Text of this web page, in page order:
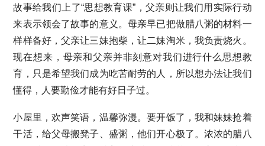
故事给我们上了“思想教育课”，父亲则让我们用实际行动
来表示领会了故事的意义。母亲早已把做腊八粥的材料一
样样备好，父亲让三妹抱柴，让二妹淘米，我负责烧火。
现在想来，母亲和父亲并非刻意对我们进行什么思想教
育，只是希望我们成为吃苦耐劳的人，所以想办法让我们
懂得，人要勤俭才能有好日子过。
小屋里，欢声笑语，温馨弥漫。要开饭了，我和妹妹抢着
干活，给父母搬凳子、盛粥，他们开心极了。浓浓的腊八